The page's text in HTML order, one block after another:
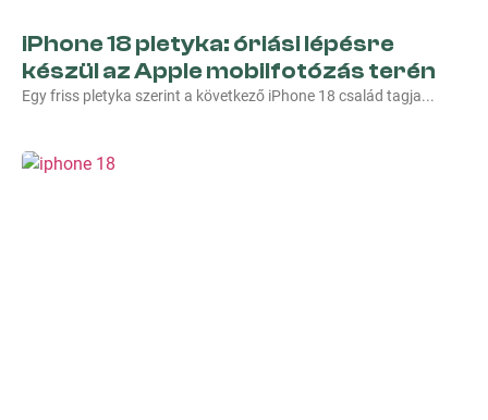
iPhone 18 pletyka: óriási lépésre
készül az Apple mobilfotózás terén
Egy friss pletyka szerint a következő iPhone 18 család tagja